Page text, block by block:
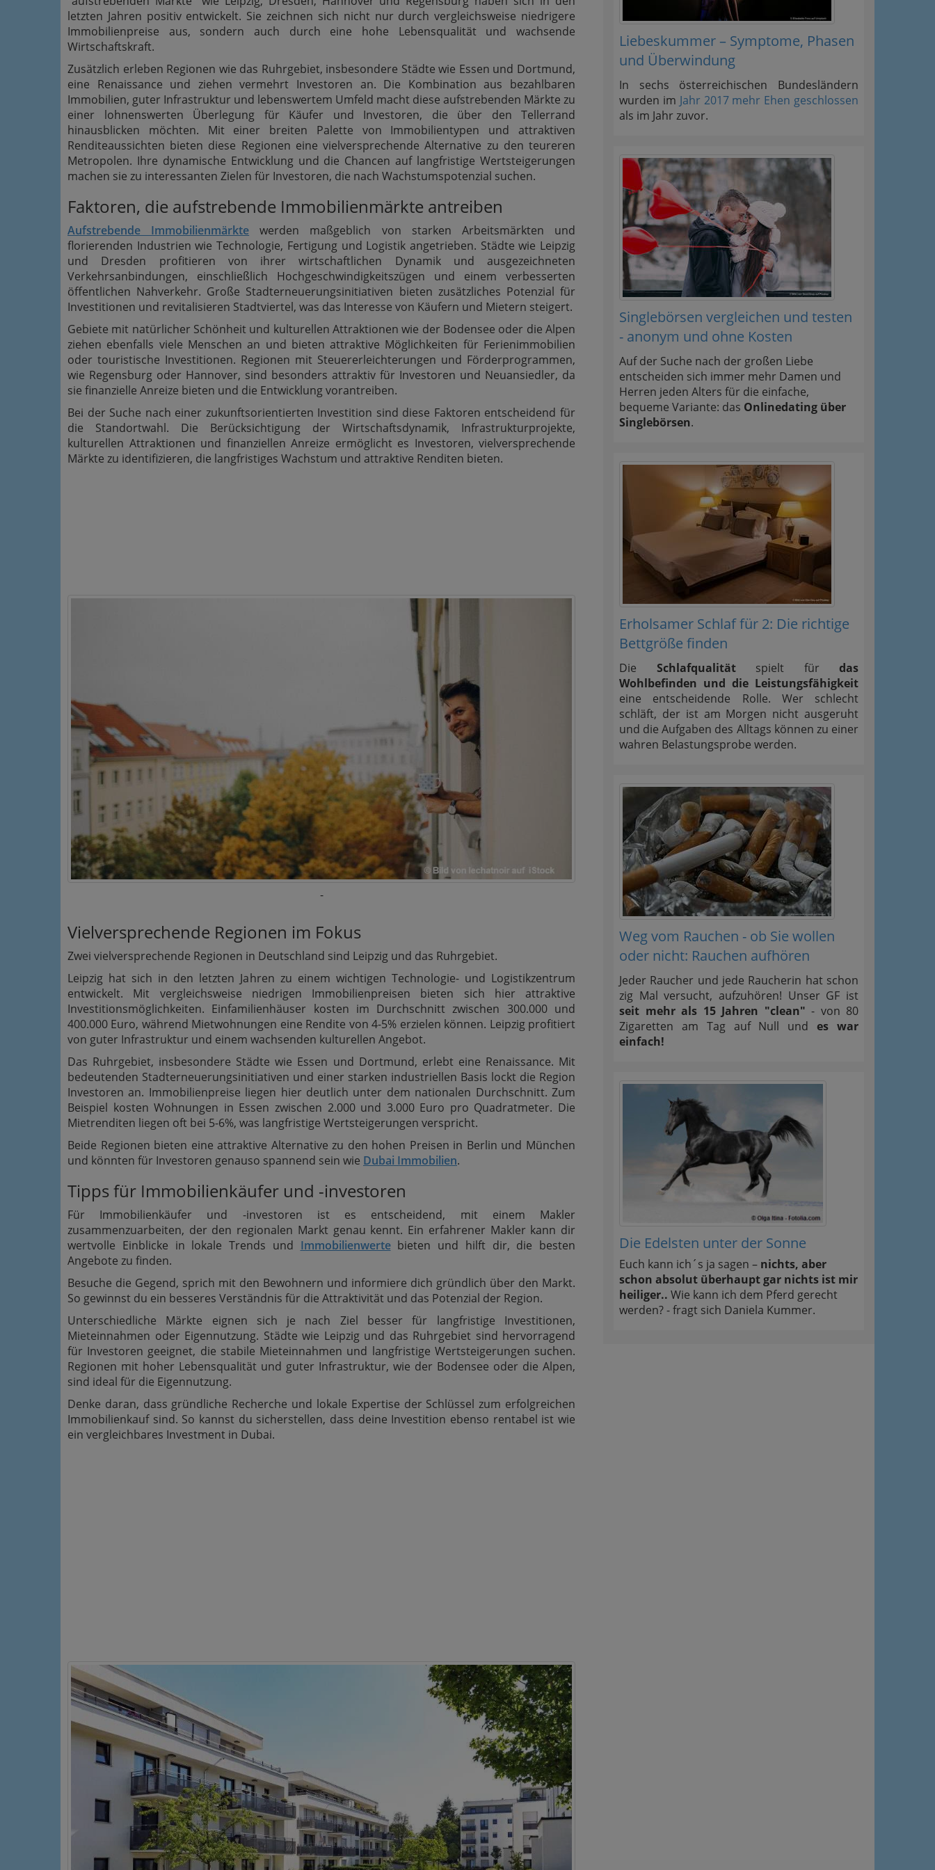
letzten Jahren positiv entwickelt. Sie zeichnen sich nicht nur durch vergleichsweise niedrigere
Immobilienpreise aus, sondern auch durch eine hohe Lebensqualität und wachsende
Wirtschaftskraft.
Zusätzlich erleben Regionen wie das Ruhrgebiet, insbesondere Städte wie Essen und Dortmund,
eine Renaissance und ziehen vermehrt Investoren an. Die Kombination aus bezahlbaren
Immobilien, guter Infrastruktur und lebenswertem Umfeld macht diese aufstrebenden Märkte zu
einer lohnenswerten Überlegung für Käufer und Investoren, die über den Tellerrand
hinausblicken möchten. Mit einer breiten Palette von Immobilientypen und attraktiven
Renditeaussichten bieten diese Regionen eine vielversprechende Alternative zu den teureren
Metropolen. Ihre dynamische Entwicklung und die Chancen auf langfristige Wertsteigerungen
machen sie zu interessanten Zielen für Investoren, die nach Wachstumspotenzial suchen.
Faktoren, die aufstrebende Immobilienmärkte antreiben
Aufstrebende Immobilienmärkte werden maßgeblich von starken Arbeitsmärkten und
florierenden Industrien wie Technologie, Fertigung und Logistik angetrieben. Städte wie Leipzig
und Dresden profitieren von ihrer wirtschaftlichen Dynamik und ausgezeichneten
Verkehrsanbindungen, einschließlich Hochgeschwindigkeitszügen und einem verbesserten
öffentlichen Nahverkehr. Große Stadterneuerungsinitiativen bieten zusätzliches Potenzial für
Investitionen und revitalisieren Stadtviertel, was das Interesse von Käufern und Mietern steigert.
Gebiete mit natürlicher Schönheit und kulturellen Attraktionen wie der Bodensee oder die Alpen
ziehen ebenfalls viele Menschen an und bieten attraktive Möglichkeiten für Ferienimmobilien
oder touristische Investitionen. Regionen mit Steuererleichterungen und Förderprogrammen,
wie Regensburg oder Hannover, sind besonders attraktiv für Investoren und Neuansiedler, da
sie finanzielle Anreize bieten und die Entwicklung vorantreiben.
Bei der Suche nach einer zukunftsorientierten Investition sind diese Faktoren entscheidend für
die Standortwahl. Die Berücksichtigung der Wirtschaftsdynamik, Infrastrukturprojekte,
kulturellen Attraktionen und finanziellen Anreize ermöglicht es Investoren, vielversprechende
Märkte zu identifizieren, die langfristiges Wachstum und attraktive Renditen bieten.
-
Vielversprechende Regionen im Fokus
Zwei vielversprechende Regionen in Deutschland sind Leipzig und das Ruhrgebiet.
Leipzig hat sich in den letzten Jahren zu einem wichtigen Technologie- und Logistikzentrum
entwickelt. Mit vergleichsweise niedrigen Immobilienpreisen bieten sich hier attraktive
Investitionsmöglichkeiten. Einfamilienhäuser kosten im Durchschnitt zwischen 300.000 und
400.000 Euro, während Mietwohnungen eine Rendite von 4-5% erzielen können. Leipzig profitiert
von guter Infrastruktur und einem wachsenden kulturellen Angebot.
Das Ruhrgebiet, insbesondere Städte wie Essen und Dortmund, erlebt eine Renaissance. Mit
bedeutenden Stadterneuerungsinitiativen und einer starken industriellen Basis lockt die Region
Investoren an. Immobilienpreise liegen hier deutlich unter dem nationalen Durchschnitt. Zum
Beispiel kosten Wohnungen in Essen zwischen 2.000 und 3.000 Euro pro Quadratmeter. Die
Mietrenditen liegen oft bei 5-6%, was langfristige Wertsteigerungen verspricht.
Beide Regionen bieten eine attraktive Alternative zu den hohen Preisen in Berlin und München
und könnten für Investoren genauso spannend sein wie Dubai Immobilien.
Tipps für Immobilienkäufer und -investoren
Für Immobilienkäufer und -investoren ist es entscheidend, mit einem Makler
zusammenzuarbeiten, der den regionalen Markt genau kennt. Ein erfahrener Makler kann dir
wertvolle Einblicke in lokale Trends und Immobilienwertebieten und hilft dir, die besten
Angebote zu finden.
Besuche die Gegend, sprich mit den Bewohnern und informiere dich gründlich über den Markt.
So gewinnst du ein besseres Verständnis für die Attraktivität und das Potenzial der Region.
Unterschiedliche Märkte eignen sich je nach Ziel besser für langfristige Investitionen,
Mieteinnahmen oder Eigennutzung. Städte wie Leipzig und das Ruhrgebiet sind hervorragend
für Investoren geeignet, die stabile Mieteinnahmen und langfristige Wertsteigerungen suchen.
Regionen mit hoher Lebensqualität und guter Infrastruktur, wie der Bodensee oder die Alpen,
sind ideal für die Eigennutzung.
Denke daran, dass gründliche Recherche und lokale Expertise der Schlüssel zum erfolgreichen
Immobilienkauf sind. So kannst du sicherstellen, dass deine Investition ebenso rentabel ist wie
ein vergleichbares Investment in Dubai.
Liebeskummer – Symptome, Phasen
und Überwindung
In sechs österreichischen Bundesländern
wurden im Jahr 2017 mehr Ehen geschlossen
als im Jahr zuvor.
Singlebörsen vergleichen und testen
- anonym und ohne Kosten
Auf der Suche nach der großen Liebe
entscheiden sich immer mehr Damen und
Herren jeden Alters für die einfache,
bequeme Variante: das Onlinedating über
Singlebörsen.
Erholsamer Schlaf für 2: Die richtige
Bettgröße finden
Die Schlafqualitätspielt für das
Wohlbefinden und die Leistungsfähigkeit
eine entscheidende Rolle. Wer schlecht
schläft, der ist am Morgen nicht ausgeruht
und die Aufgaben des Alltags können zu einer
wahren Belastungsprobe werden.
Weg vom Rauchen - ob Sie wollen
oder nicht: Rauchen aufhören
Jeder Raucher und jede Raucherin hat schon
zig Mal versucht, aufzuhören! Unser GF ist
seit mehr als 15 Jahren "clean" - von 80
Zigaretten am Tag auf Null undes war
einfach!
Die Edelsten unter der Sonne
Euch kann ich´s ja sagen – nichts, aber
schon absolut überhaupt gar nichts ist mir
heiliger.. Wie kann ich dem Pferd gerecht
werden? - fragt sich Daniela Kummer.